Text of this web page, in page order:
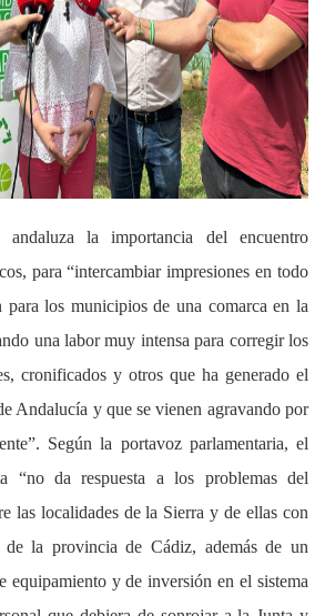
la importancia del encuentro
para “intercambiar impresiones en todo
para los municipios de una comarca en la
una labor muy intensa para corregir los
cronificados y otros que ha generado el
Andalucía y que se vienen agravando por
Según la portavoz parlamentaria, el
“no da respuesta a los problemas del
las localidades de la Sierra y de ellas con
de la provincia de Cádiz, además de un
equipamiento y de inversión en el sistema